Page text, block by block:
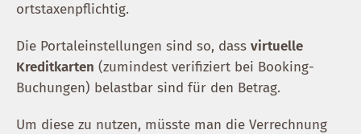
ortstaxenpflichtig.
Die Portaleinstellungen sind so, dass virtuelle
Kreditkarten (zumindest verifiziert bei Booking-
Buchungen) belastbar sind für den Betrag.
Um diese zu nutzen, müsste man die Verrechnung